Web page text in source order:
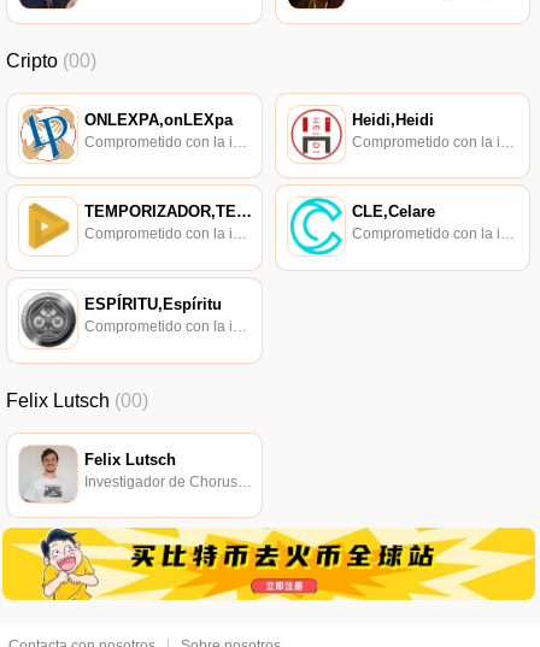
Cripto (00)
ONLEXPA,onLEXpa Heidi,Heidi
TEMPORIZADOR,TEMPORIZADOR
Comprometido con la investigación de políticas en los campos de las nuevas finanzas, las finanzas internacionales y los mercados financieros.
CLE,Celare
Comprometido con la investigación de políticas en los campos de las nuevas finanzas, las finanzas internacionales y los mercados financieros.
ESPÍRITU,Espíritu
Comprometido con la investigación de políticas en los campos de las nuevas finanzas, las finanzas internacionales y los mercados financieros.
Felix Lutsch (00)
Felix Lutsch
Investigador de Chorus One, editor de Staking Economy.